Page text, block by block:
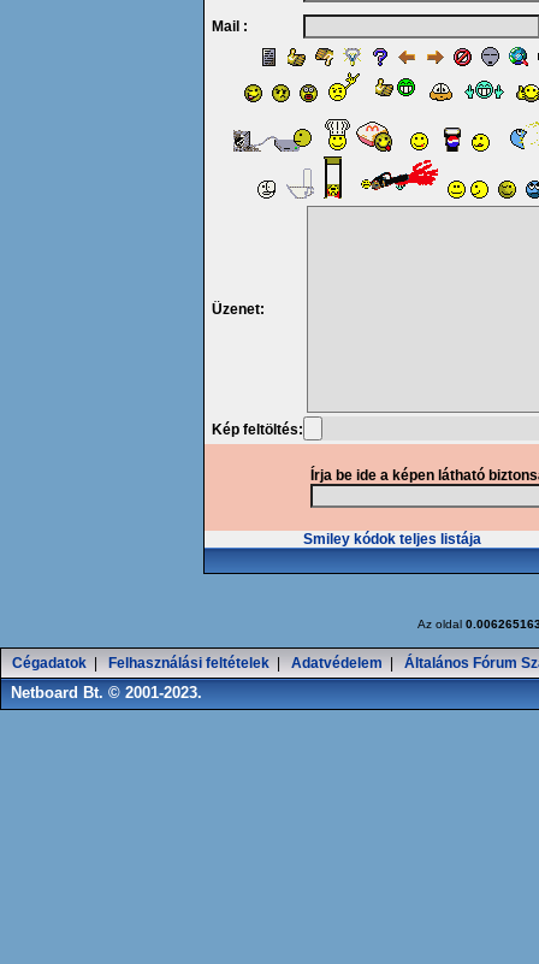
Mail :
Üzenet:
Kép feltöltés:
Írja be ide a képen látható
Smiley kódok teljes listája
Az oldal
Cégadatok Felhasználási feltételek Adatvédelem Általános Fórum
Netboard Bt. © 2001-2023.